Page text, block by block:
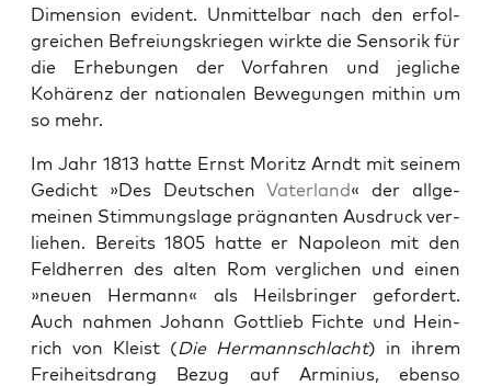
Dimen­sion evi­dent. Unmit­tel­bar nach den erfol­
gre­ichen Befreiungskriegen wirk­te die Sen­sorik für
die Erhe­bun­gen der Vor­fahren und jegliche
Kohärenz der nationalen Bewe­gun­gen mithin um
so mehr.
Im Jahr 1813 hat­te Ernst Moritz Arndt mit seinem
Gedicht »Des DeutschenVater­land« der all­ge­
meinen Stim­mungslage präg­nan­ten Aus­druck ver­
liehen. Bere­its 1805 hat­te er Napoleon mit den
Feld­her­ren des alten Rom ver­glichen und einen
»neuen Her­mann« als Heils­bringer gefordert.
Auch nah­men Johann Got­tlieb Fichte und Hein­
rich von Kleist (Die Her­mannschlacht) in ihrem
Frei­heits­drang Bezug auf Arminius, eben­so